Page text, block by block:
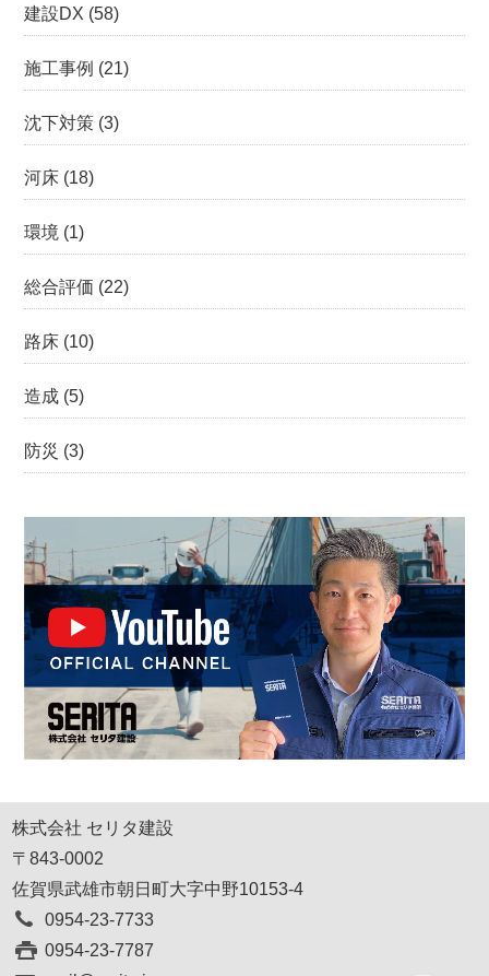
建設DX (58)
施工事例 (21)
沈下対策 (3)
河床 (18)
環境 (1)
総合評価 (22)
路床 (10)
造成 (5)
防災 (3)
株式会社 セリタ建設
〒843-0002
佐賀県武雄市朝日町大字中野10153-4
0954-23-7733
0954-23-7787